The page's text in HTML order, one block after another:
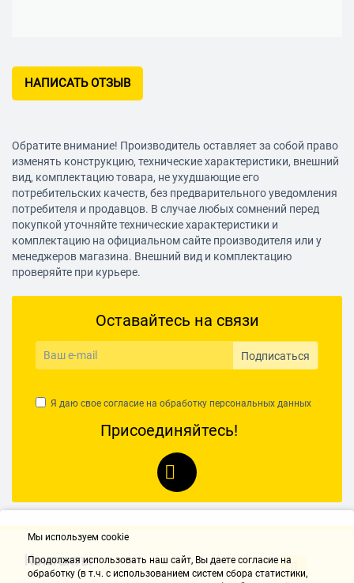
НАПИСАТЬ ОТЗЫВ
Обратите внимание! Производитель оставляет за собой право
изменять конструкцию, технические характеристики, внешний
вид, комплектацию товара, не ухудшающие его
потребительских качеств, без предварительного уведомления
потребителя и продавцов. В случае любых сомнений перед
покупкой уточняйте технические характеристики и
комплектацию на официальном сайте производителя или у
менеджеров магазина. Внешний вид и комплектацию
проверяйте при курьере.
Оставайтесь на связи
Подписаться
Я даю свое согласие на обработку персональных данных
Присоединяйтесь!
Контакты
Мы используем cookie
Продолжая использовать наш cайт, Вы даете согласие на
обработку (в т.ч. с использованием систем сбора статистики,